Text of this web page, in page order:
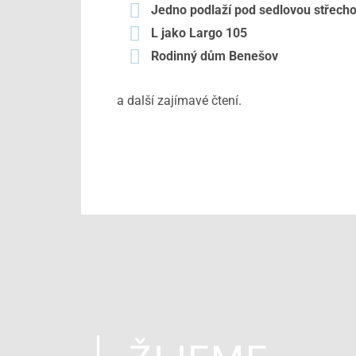
Jedno podlaží pod sedlovou
L jako Largo 105
Rodinný dům Benešov
a další zajímavé čtení.